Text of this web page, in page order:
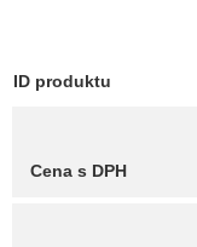
ID produktu
Cena s DPH